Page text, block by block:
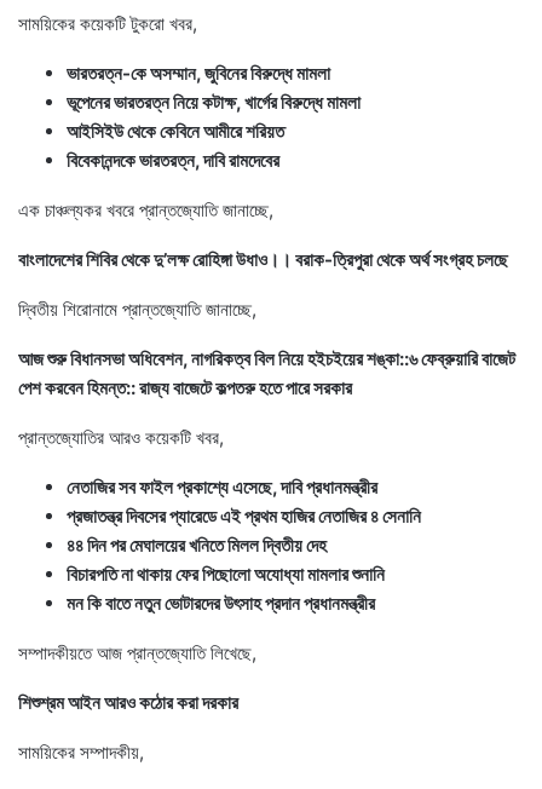
সাময়িকের কয়েকটি টুকরো খবর,
ভারতরত্ন-কে অসম্মান, জুবিনের বিরুদ্ধে মামলা
ভূপেনের ভারতরত্ন নিয়ে কটাক্ষ, খার্গের বিরুদ্ধে মামলা
আইসিইউ থেকে কেবিনে আমীরে শরিয়ত
বিবেকানন্দকে ভারতরত্ন, দাবি রামদেবের
এক চাঞ্চল্যকর খবরে প্রান্তজ্যোতি জানাচ্ছে,
বাংলাদেশের শিবির থেকে দু’লক্ষ রোহিঙ্গা উধাও।। বরাক-ত্রিপুরা থেকে অর্থ সংগ্রহ চলছে
দ্বিতীয় শিরোনামে প্রান্তজ্যোতি জানাচ্ছে,
আজ শুরু বিধানসভা অধিবেশন, নাগরিকত্ব বিল নিয়ে হইচইয়ের শঙ্কা::৬ ফেব্রুয়ারি বাজেট
পেশ করবেন হিমন্ত:: রাজ্য বাজেটে কল্পতরু হতে পারে সরকার
প্রান্তজ্যোতির আরও কয়েকটি খবর,
নেতাজির সব ফাইল প্রকাশ্যে এসেছে, দাবি প্রধানমন্ত্রীর
প্রজাতন্ত্র দিবসের প্যারেডে এই প্রথম হাজির নেতাজির ৪ সেনানি
৪৪ দিন পর মেঘালয়ের খনিতে মিলল দ্বিতীয় দেহ
বিচারপতি না থাকায় ফের পিছোলো অযোধ্যা মামলার শুনানি
মন কি বাতে নতুন ভোটারদের উৎসাহ প্রদান প্রধানমন্ত্রীর
সম্পাদকীয়তে আজ প্রান্তজ্যোতি লিখেছে,
শিশুশ্রম আইন আরও কঠোর করা দরকার
সাময়িকের সম্পাদকীয়,